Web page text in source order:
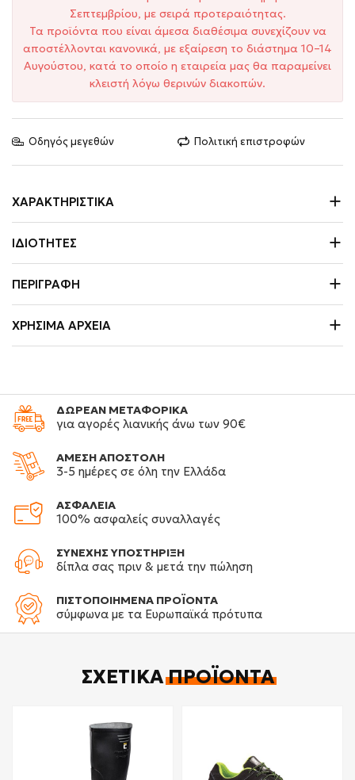
Σεπτεμβρίου, με σειρά προτεραιότητας.
Τα προϊόντα που είναι άμεσα διαθέσιμα συνεχίζουν να
αποστέλλονται κανονικά, με εξαίρεση το διάστημα 10–14
Αυγούστου, κατά το οποίο η εταιρεία μας θα παραμείνει
κλειστή λόγω θερινών διακοπών.
Οδηγός μεγεθών Πολιτική επιστροφών
ΧΑΡΑΚΤΗΡΙΣΤΙΚΆ
ΙΔΙΌΤΗΤΕΣ
ΠΕΡΙΓΡΑΦΉ
ΧΡΉΣΙΜΑ ΑΡΧΕΊΑ
ΔΩΡΕΑΝ ΜΕΤΑΦΟΡΙΚΑ
για αγορές λιανικής άνω των 90€
ΑΜΕΣΗ ΑΠΟΣΤΟΛΗ
3-5 ημέρες σε όλη την Ελλάδα
ΑΣΦΑΛΕΙΑ
100% ασφαλείς συναλλαγές
ΣΥΝΕΧΗΣ ΥΠΟΣΤΗΡΙΞΗ
δίπλα σας πριν & μετά την πώληση
ΠΙΣΤΟΠΟΙΗΜΕΝΑ ΠΡΟΪΟΝΤΑ
σύμφωνα με τα Ευρωπαϊκά πρότυπα
ΣΧΕΤΙΚΆΠΡΟΪΌΝΤΑ